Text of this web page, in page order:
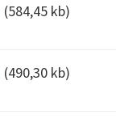
(584,45 kb)
(490,30 kb)